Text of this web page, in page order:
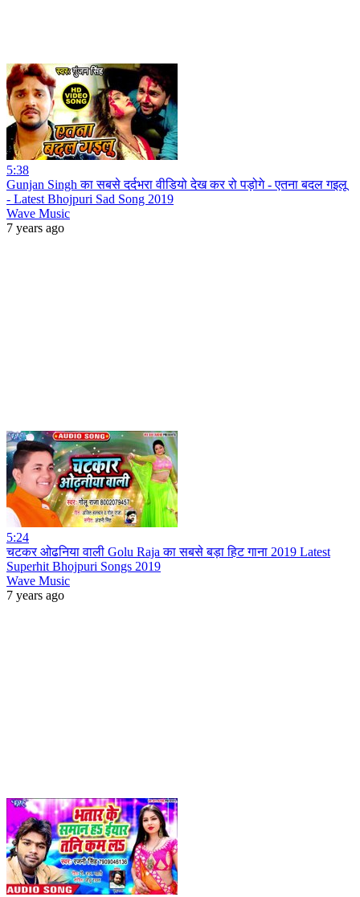
5:38
Gunjan Singh का सबसे दर्दभरा वीडियो देख कर रो पड़ोगे - एतना बदल गइलू
- Latest Bhojpuri Sad Song 2019
Wave Music
7 years ago
5:24
चटकर ओढनिया वाली Golu Raja का सबसे बड़ा हिट गाना 2019 Latest
Superhit Bhojpuri Songs 2019
Wave Music
7 years ago